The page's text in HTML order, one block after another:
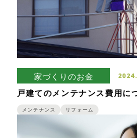
家づくりのお金
戸建てのメンテナンス費用に
る！
メンテナンス リフォーム